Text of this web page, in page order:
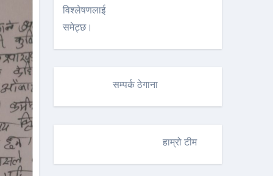
विश्लेषणलाई
समेट्छ।
सम्पर्क ठेगाना
हाम्रो टीम